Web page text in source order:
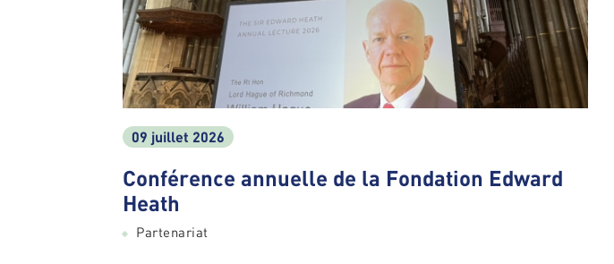
09 juillet 2026
Conférence annuelle de la Fondation Edward
Heath
Partenariat